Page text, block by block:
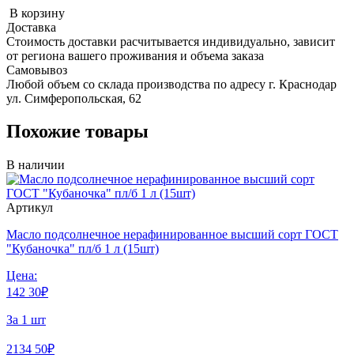
В корзину
Доставка
Стоимость доставки расчитывается индивидуально, зависит
от региона вашего проживания и объема заказа
Самовывоз
Любой объем со склада производства по адресу г. Краснодар
ул. Симферопольская, 62
Похожие товары
В наличии
Артикул
Масло подсолнечное нерафинированное высший сорт ГОСТ
"Кубаночка" пл/б 1 л (15шт)
Цена:
142 30₽
За 1 шт
2134 50₽